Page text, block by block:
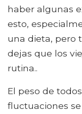
haber algunas
esto,
una dieta, pero
dejas que los
rutina..
El peso de
fluctuaciones